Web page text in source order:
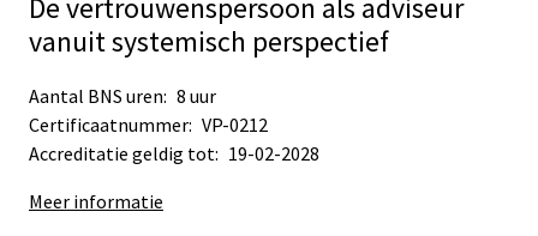
De vertrouwenspersoon als adviseur
vanuit systemisch perspectief
Aantal BNS uren: 8 uur
Certificaatnummer: VP-0212
Accreditatie geldig tot: 19-02-2028
Meer informatie